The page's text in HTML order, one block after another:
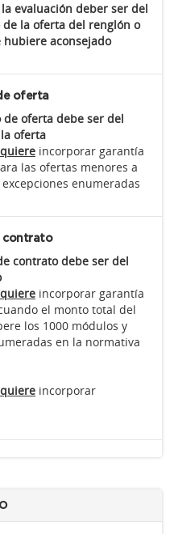
evaluación deber ser del
la oferta del renglón o
hubiere aconsejado
oferta
oferta debe ser del
oferta
incorporar garantía
las ofertas menores a
enumeradas
contrato
contrato debe ser del
incorporar garantía
el monto total del
los 1000 módulos y
en la normativa
incorporar